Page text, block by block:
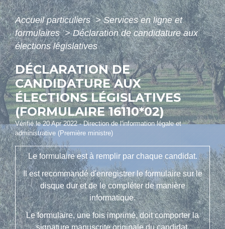
Accueil particuliers> Services en ligne et
formulaires> Déclaration de candidature aux
élections législatives
DÉCLARATION DE
CANDIDATURE AUX
ÉLECTIONS LÉGISLATIVES
(FORMULAIRE 16110*02)
Vérifié le 20 Apr 2022 - Direction de l'information légale et
administrative (Première ministre)
Le formulaire est à remplir par chaque candidat.
Il est recommandé d'enregistrer le formulaire sur le
disque dur et de le compléter de manière
informatique.
Le formulaire, une fois imprimé, doit comporter la
signature manuscrite originale du candidat.